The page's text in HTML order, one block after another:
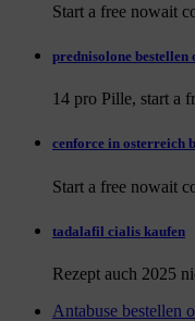
Start a free nowait
prednisolone bestellen
14 pro Pille, start a
cenforce in osterreich
Start a free nowait
tadalafil cialis kaufen
Rezept auch 2025
Antabuse bestellen